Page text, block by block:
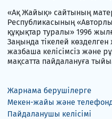
«Ақ Жайық» сайтының
Республикасының
құқықтар туралы» 1996
Заңында тікелей
жазбаша келісімсіз және
мақсатта пайдалануға
Жарнама берушілерге
Мекен-жайы және
Пайдаланушы келісімі